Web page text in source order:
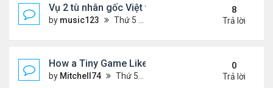
Vụ 2 tù nhân gốc Việt vượt ngục ly kỳ
by music123 Thứ 5 Tháng 1 29, 2026 6:49 pm
8
Trả lời
How a Tiny Game Like Eggy Car Turned My Chill
by Mitchell74 Thứ 5 Tháng 1 29, 2026 12:18 am
0
Trả lời